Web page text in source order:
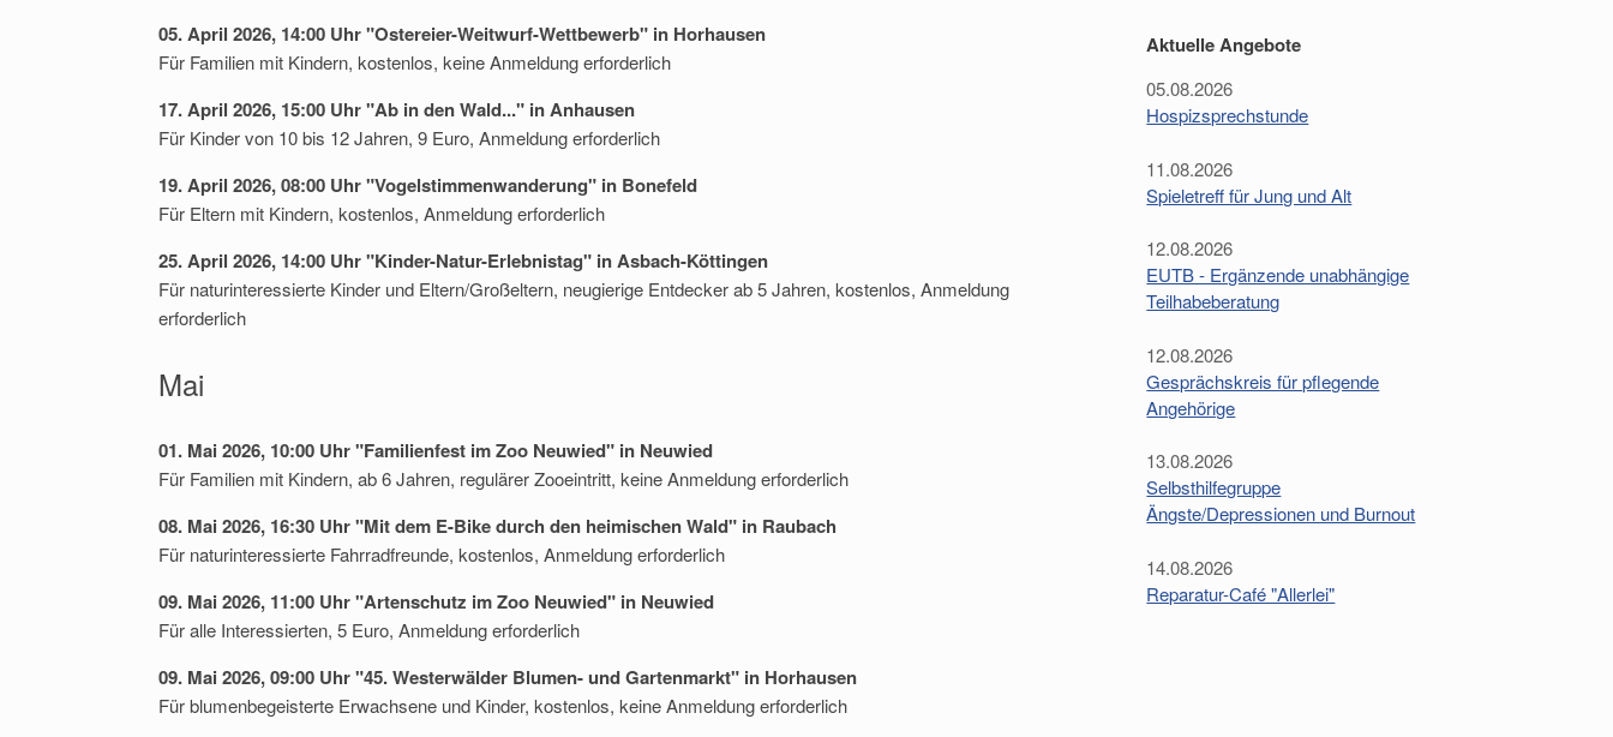
05. April 2026, 14:00 Uhr "Ostereier-Weitwurf-Wettbewerb" in Horhausen
Für Familien mit Kindern, kostenlos, keine Anmeldung erforderlich
17. April 2026, 15:00 Uhr "Ab in den Wald..." in Anhausen
Für Kinder von 10 bis 12 Jahren, 9 Euro, Anmeldung erforderlich
19. April 2026, 08:00 Uhr "Vogelstimmenwanderung" in Bonefeld
Für Eltern mit Kindern, kostenlos, Anmeldung erforderlich
25. April 2026, 14:00 Uhr "Kinder-Natur-Erlebnistag" in Asbach-Köttingen
Für naturinteressierte Kinder und Eltern/Großeltern, neugierige Entdecker ab 5 Jahren, kostenlos, Anmeldung
erforderlich
Mai
01. Mai 2026, 10:00 Uhr "Familienfest im Zoo Neuwied" in Neuwied
Für Familien mit Kindern, ab 6 Jahren, regulärer Zooeintritt, keine Anmeldung erforderlich
08. Mai 2026, 16:30 Uhr "Mit dem E-Bike durch den heimischen Wald" in Raubach
Für naturinteressierte Fahrradfreunde, kostenlos, Anmeldung erforderlich
09. Mai 2026, 11:00 Uhr "Artenschutz im Zoo Neuwied" in Neuwied
Für alle Interessierten, 5 Euro, Anmeldung erforderlich
09. Mai 2026, 09:00 Uhr "45. Westerwälder Blumen- und Gartenmarkt" in Horhausen
Für blumenbegeisterte Erwachsene und Kinder, kostenlos, keine Anmeldung erforderlich
Aktuelle Angebote
05.08.2026
Hospizsprechstunde
11.08.2026
Spieletreff für Jung und Alt
12.08.2026
EUTB - Ergänzende unabhängige
Teilhabeberatung
12.08.2026
Gesprächskreis für pflegende
Angehörige
13.08.2026
Selbsthilfegruppe
Ängste/Depressionen und Burnout
14.08.2026
Reparatur-Café "Allerlei"